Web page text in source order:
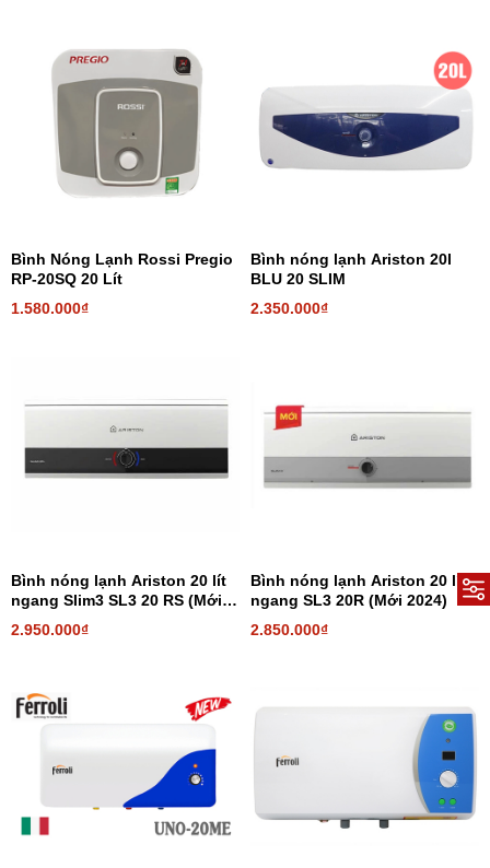
Bình Nóng Lạnh Rossi Pregio
RP-20SQ 20 Lít
1.580.000₫
Bình nóng lạnh Ariston 20l
BLU 20 SLIM
2.350.000₫
Bình nóng lạnh Ariston 20 lít
ngang Slim3 SL3 20 RS (Mới
2.950.000₫
Bình nóng lạnh Ariston 20 lít
ngang SL3 20R (Mới 2024)
2.850.000₫